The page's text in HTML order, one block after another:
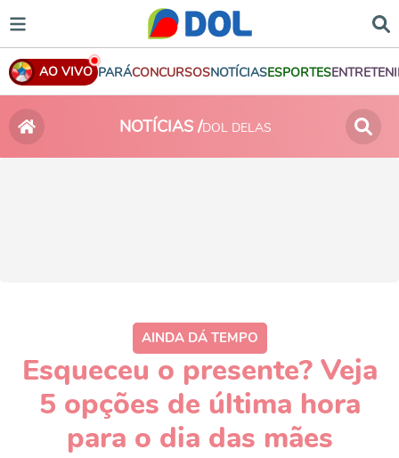
AO VIVO PARÁCONCURSOSNOTÍCIASESPORTES
NOTÍCIAS /DOL DELAS
AINDA DÁ TEMPO
Esqueceu o presente? Veja
5 opções de última hora
para o dia das mães